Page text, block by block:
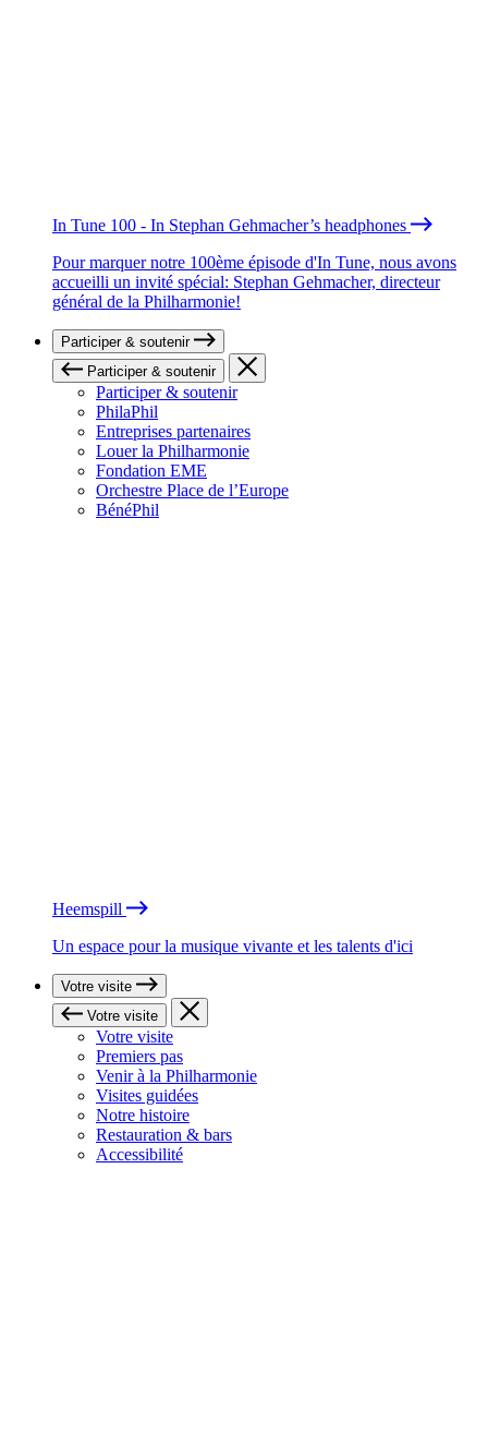
In Tune 100 - In Stephan Gehmacher’s headphones
Pour marquer notre 100ème épisode d'In Tune, nous avons
accueilli un invité spécial: Stephan Gehmacher, directeur
général de la Philharmonie!
Participer & soutenir
Participer & soutenir
Participer & soutenir
PhilaPhil
Entreprises partenaires
Louer la Philharmonie
Fondation EME
Orchestre Place de l’Europe
BénéPhil
Heemspill
Un espace pour la musique vivante et les talents d'ici
Votre visite
Votre visite
Votre visite
Premiers pas
Venir à la Philharmonie
Visites guidées
Notre histoire
Restauration & bars
Accessibilité